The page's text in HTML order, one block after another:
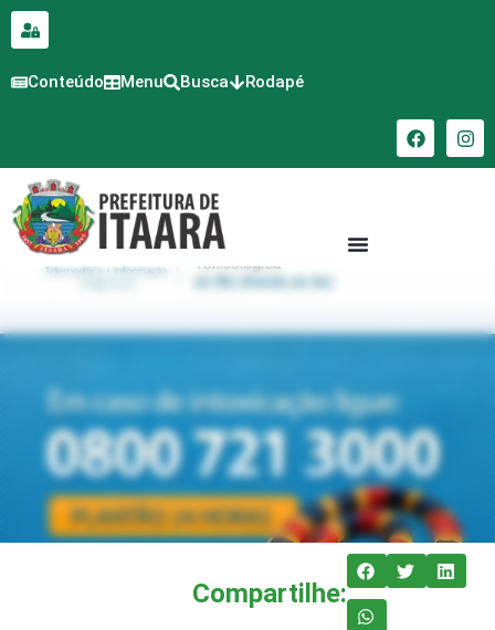
conteúdo
Conteúdo Menu Busca Rodapé
Compartilhe: